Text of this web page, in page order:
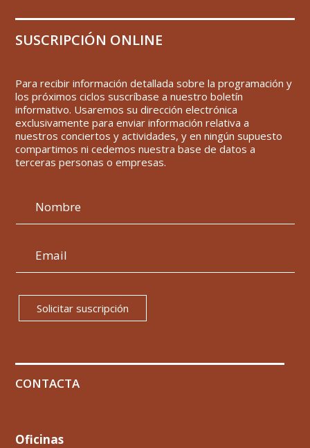
SUSCRIPCIÓN ONLINE
Para recibir información detallada sobre la programación y
los próximos ciclos suscríbase a nuestro boletín
informativo. Usaremos su dirección electrónica
exclusivamente para enviar información relativa a
nuestros conciertos y actividades, y en ningún supuesto
compartimos ni cedemos nuestra base de datos a
terceras personas o empresas.
Solicitar suscripción
CONTACTA
Oficinas